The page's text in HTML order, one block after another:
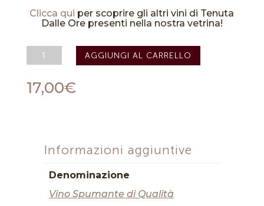
Clicca qui per scoprire gli altri vini di Tenuta
Dalle Ore presenti nella nostra vetrina!
Vino
Spumante
Millesimato
"Calesio"
quantità
AGGIUNGI AL CARRELLO
17,00€
Informazioni aggiuntive
Denominazione
Vino Spumante di Qualità